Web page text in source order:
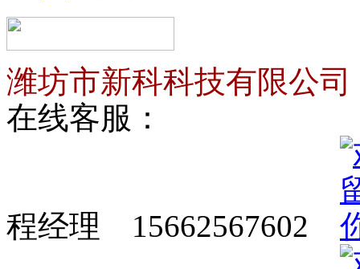
潍坊市新科科技有限公司
在线客服：
程经理 15662567602